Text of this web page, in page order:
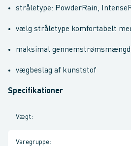
stråletype: PowderRain,
vælg stråletype komfortabelt
maksimal
vægbeslag af kunststof
Specifikationer
Vægt:
Varegruppe: